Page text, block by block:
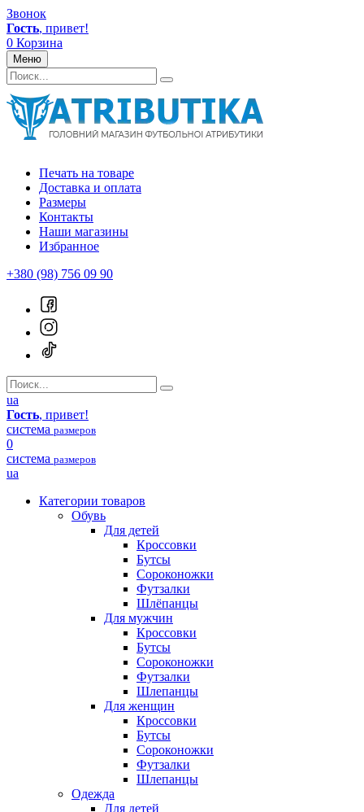
Звонок
Гость, привет!
0 Корзина
Меню
Печать на товаре
Доставка и оплата
Размеры
Контакты
Наши магазины
Избранное
+380 (98) 756 09 90
ua
Гость, привет!
система размеров
0
система размеров
ua
Категории товаров
Обувь
Для детей
Кроссовки
Бутсы
Сороконожки
Футзалки
Шлёпанцы
Для мужчин
Кроссовки
Бутсы
Сороконожки
Футзалки
Шлепанцы
Для женщин
Кроссовки
Бутсы
Сороконожки
Футзалки
Шлепанцы
Одежда
Для детей